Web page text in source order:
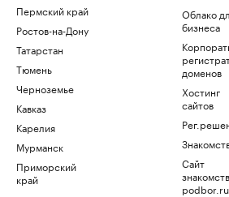
Пермский край
Ростов-на-Дону
Татарстан
Тюмень
Черноземье
Кавказ
Карелия
Мурманск
Приморский
край
Облако
бизнеса
доменов
Хостинг
сайтов
Сайт
знакомств
podbor.ru